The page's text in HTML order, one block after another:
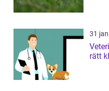
31
rätt